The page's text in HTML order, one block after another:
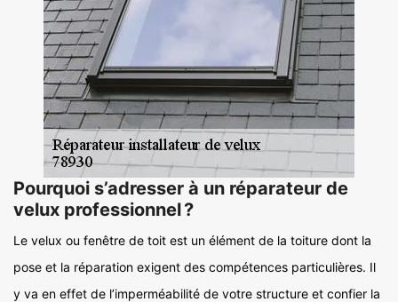
Pourquoi s’adresser à un réparateur de
velux professionnel ?
Le velux ou fenêtre de toit est un élément de la toiture dont la
pose et la réparation exigent des compétences particulières. Il
y va en effet de l’imperméabilité de votre structure et confier la